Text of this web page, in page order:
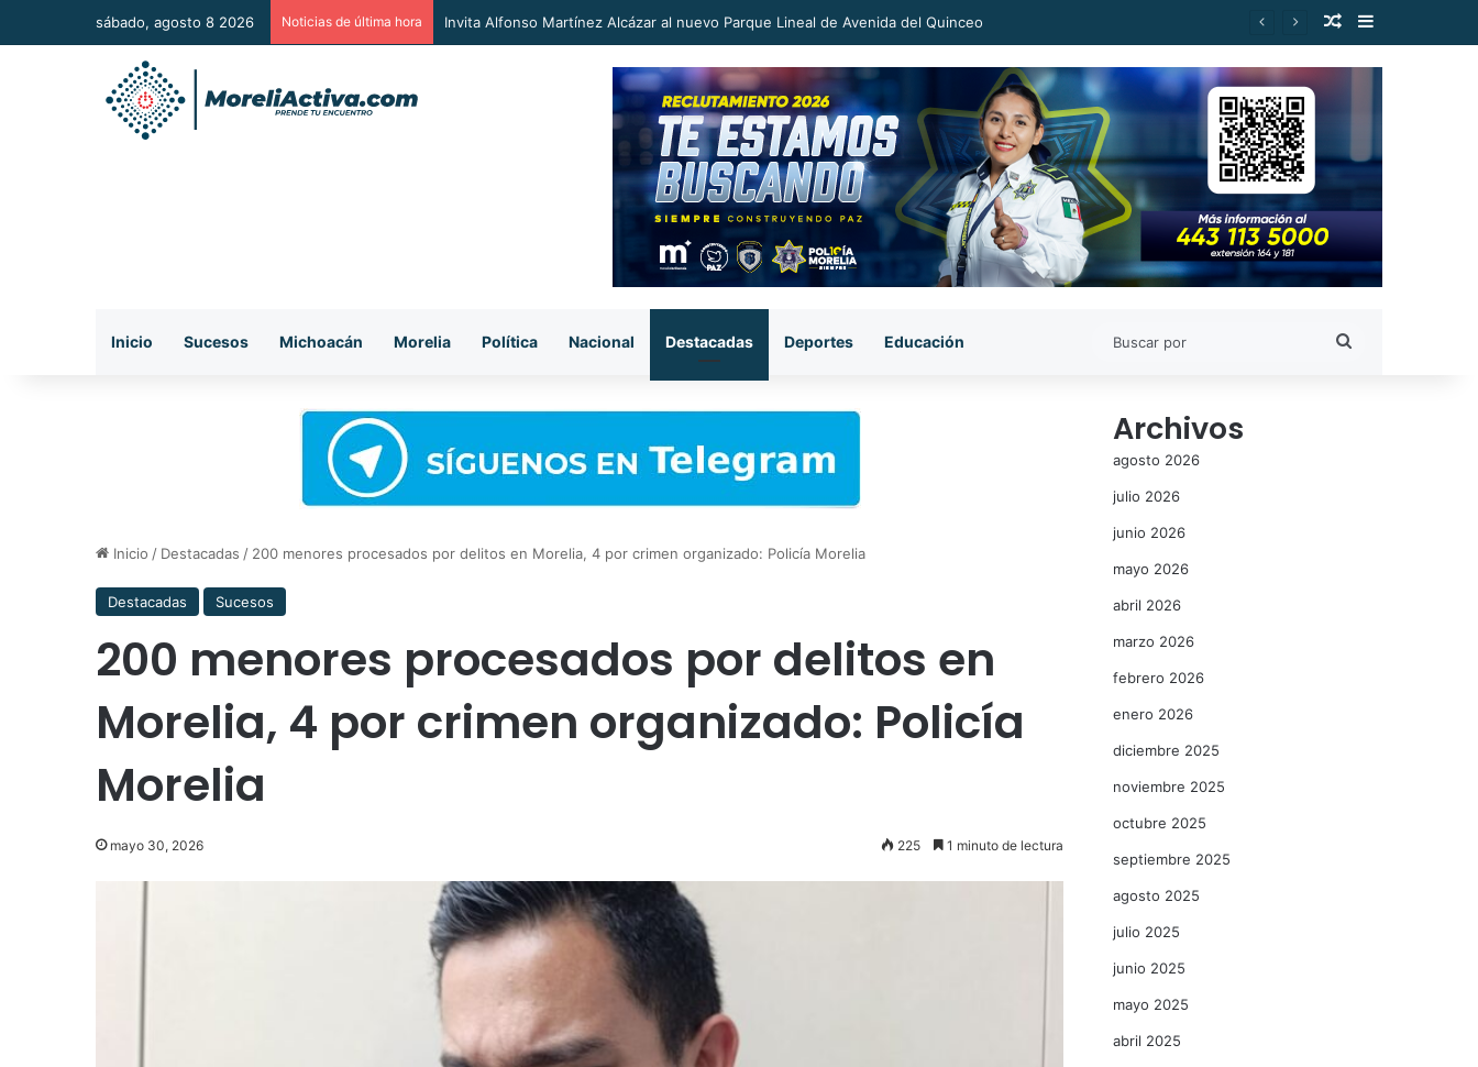
sábado, agosto 8 2026 Noticias de última hora Vinculan a proceso al «R1» por homicidio del ex alcalde Carlos Manzo Publicación al
Barra lateral
Inicio Sucesos Michoacán Morelia Política Nacional Destacadas Deportes Educación
Inicio / Destacadas / 200 menores procesados por delitos en Morelia, 4 por crimen organizado: Policía Morelia
Destacadas Sucesos
200 menores procesados por delitos en
Morelia, 4 por crimen organizado: Policía
Morelia
mayo 30, 2026 225 1 minuto de lectura
Archivos
agosto 2026
julio 2026
junio 2026
mayo 2026
abril 2026
marzo 2026
febrero 2026
enero 2026
diciembre 2025
noviembre 2025
octubre 2025
septiembre 2025
agosto 2025
julio 2025
junio 2025
mayo 2025
abril 2025